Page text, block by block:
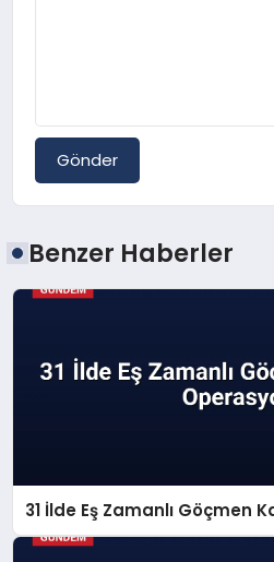
Gönder
Benzer Haberler
31 İlde Eş Zamanlı Göçmen